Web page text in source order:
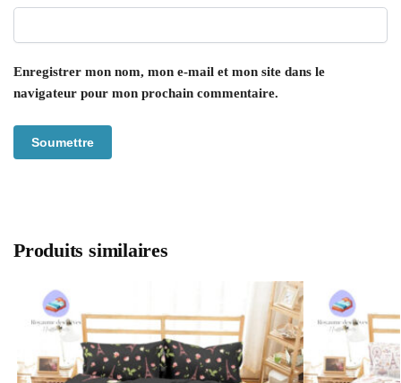
Enregistrer mon nom, mon e-mail et mon site dans le
navigateur pour mon prochain commentaire.
Produits similaires